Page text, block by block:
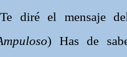
Te diré el mensaje
) Has de